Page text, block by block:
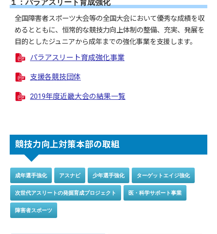
全国障害者スポーツ大会等の全国大会において優秀な成績を収
めるとともに、恒常的な競技力向上体制の整備、充実、発展を
目的としたジュニアから成年までの強化事業を支援します。
パラアスリート育成強化事業
支援各競技団体
2019年度近畿大会の結果一覧
競技力向上対策本部の取組
成年選手強化 アスナビ 少年選手強化 ターゲットエイジ強化
次世代アスリートの発掘育成プロジェクト 医・科学サポート事業
障害者スポーツ